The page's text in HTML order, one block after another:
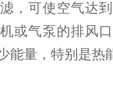
，可使空气达
或气泵的排风
能量，特别是热